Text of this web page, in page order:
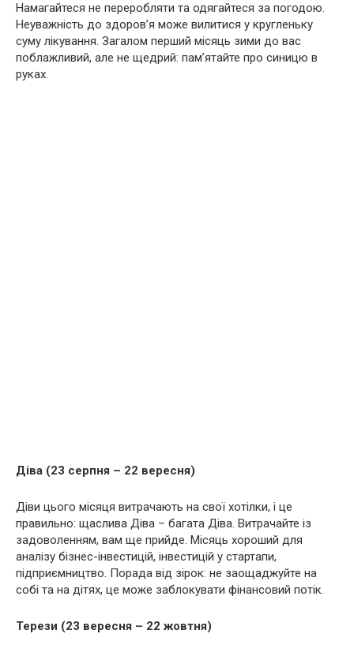
Намагайтеся не переробляти та одягайтеся за погодою.
Неуважність до здоров’я може вилитися у кругленьку
суму лікування. Загалом перший місяць зими до вас
поблажливий, але не щедрий: пам’ятайте про синицю в
руках.
Діва (23 серпня – 22 вересня)
Діви цього місяця витрачають на свої хотілки, і це
правильно: щаслива Діва – багата Діва. Витрачайте із
задоволенням, вам ще прийде. Місяць хороший для
аналізу бізнес-інвестицій, інвестицій у стартапи,
підприємництво. Порада від зірок: не заощаджуйте на
собі та на дітях, це може заблокувати фінансовий потік.
Терези (23 вересня – 22 жовтня)